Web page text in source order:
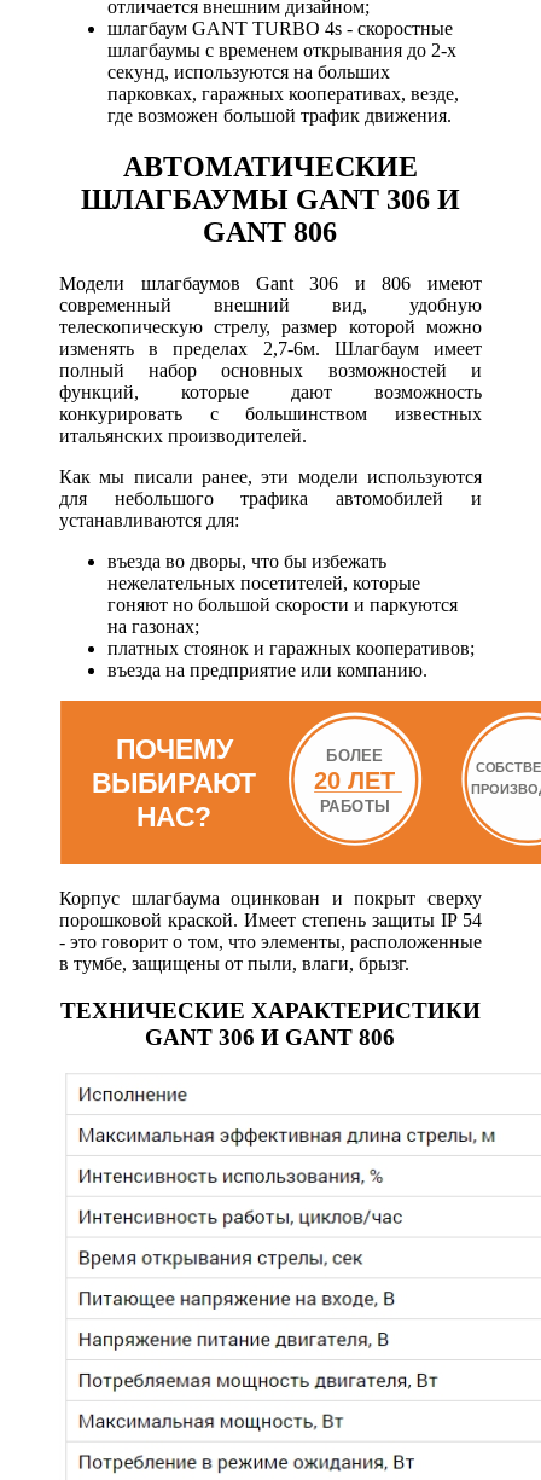
отличается внешним дизайном;
шлагбаум GANT TURBO 4s - скоростные
шлагбаумы с временем открывания до 2-х
секунд, используются на больших
парковках, гаражных кооперативах, везде,
где возможен большой трафик движения.
АВТОМАТИЧЕСКИЕ
ШЛАГБАУМЫ GANT 306 И
GANT 806
Модели шлагбаумов Gant 306 и 806 имеют
современный внешний вид, удобную
телескопическую стрелу, размер которой можно
изменять в пределах 2,7-6м. Шлагбаум имеет
полный набор основных возможностей и
функций, которые дают возможность
конкурировать с большинством известных
итальянских производителей.
Как мы писали ранее, эти модели используются
для небольшого трафика автомобилей и
устанавливаются для:
въезда во дворы, что бы избежать
нежелательных посетителей, которые
гоняют но большой скорости и паркуются
на газонах;
платных стоянок и гаражных кооперативов;
въезда на предприятие или компанию.
Корпус шлагбаума оцинкован и покрыт сверху
порошковой краской. Имеет степень защиты IP 54
- это говорит о том, что элементы, расположенные
в тумбе, защищены от пыли, влаги, брызг.
ТЕХНИЧЕСКИЕ ХАРАКТЕРИСТИКИ
GANT 306 И GANT 806